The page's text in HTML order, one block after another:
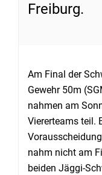
Freiburg.
Am Final der
Gewehr 50m
nahmen am
Viererteams teil.
nahm nicht am
beiden Jäggi-